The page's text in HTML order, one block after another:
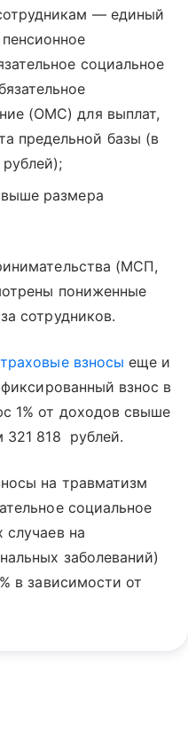
— единый
социальное
(ОМС) для выплат,
предельной базы (в
размера
(МСП,
пониженные
сотрудников.
взносы еще и
взнос в
1% от доходов свыше
321 818 рублей.
на травматизм
социальное
случаев на
заболеваний)
в зависимости от